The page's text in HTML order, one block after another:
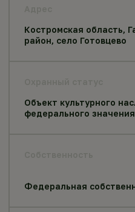
Костромская область,
район, село Готовцево
Объект культурного
федерального значения
Федеральная